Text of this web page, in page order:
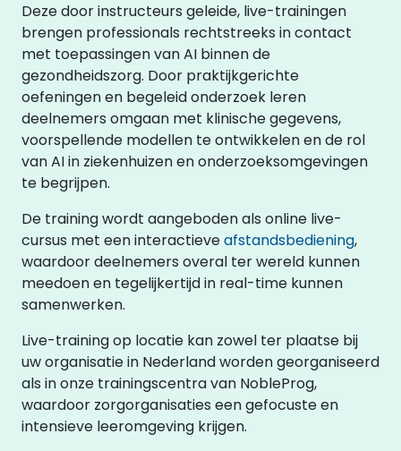
Deze door instructeurs geleide, live-trainingen
brengen professionals rechtstreeks in contact
met toepassingen van AI binnen de
gezondheidszorg. Door praktijkgerichte
oefeningen en begeleid onderzoek leren
deelnemers omgaan met klinische gegevens,
voorspellende modellen te ontwikkelen en de rol
van AI in ziekenhuizen en onderzoeksomgevingen
te begrijpen.
De training wordt aangeboden als online live-
cursus met een interactieveafstandsbediening,
waardoor deelnemers overal ter wereld kunnen
meedoen en tegelijkertijd in real-time kunnen
samenwerken.
Live-training op locatie kan zowel ter plaatse bij
uw organisatie in Nederland worden georganiseerd
als in onze trainingscentra van NobleProg,
waardoor zorgorganisaties een gefocuste en
intensieve leeromgeving krijgen.